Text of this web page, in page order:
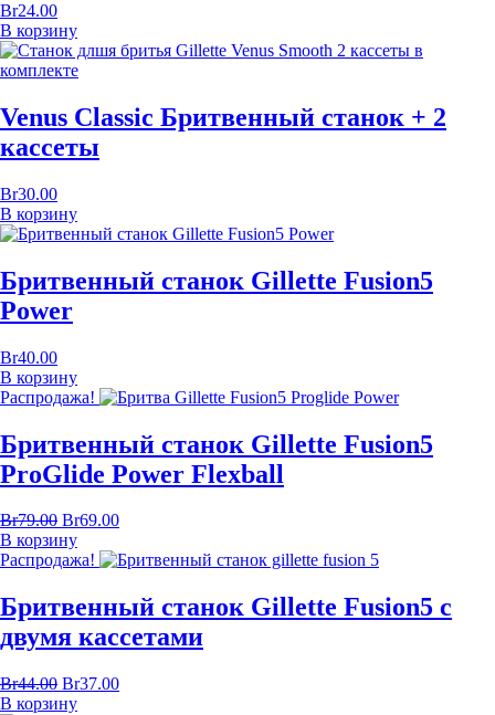
Br24.00
В корзину
Venus Classic Бритвенный станок + 2
кассеты
Br30.00
В корзину
Бритвенный станок Gillette Fusion5
Power
Br40.00
В корзину
Распродажа!
Бритвенный станок Gillette Fusion5
ProGlide Power Flexball
Br79.00 Br69.00
В корзину
Распродажа!
Бритвенный станок Gillette Fusion5 с
двумя кассетами
Br44.00 Br37.00
В корзину